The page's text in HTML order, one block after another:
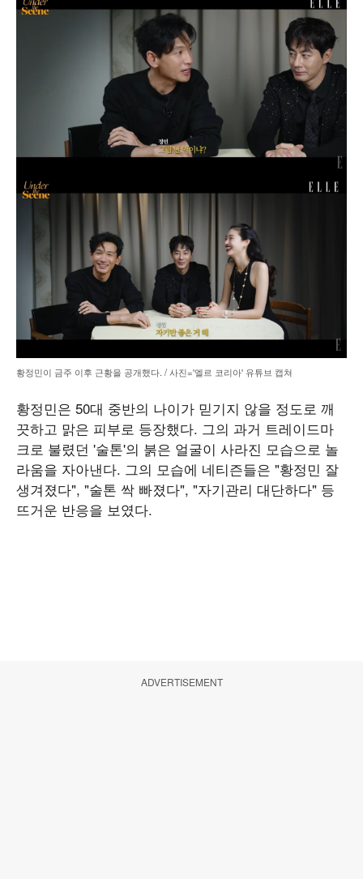
황정민이 금주 이후 근황을 공개했다. / 사진='엘르 코리아' 유튜브 캡쳐
황정민은 50대 중반의 나이가 믿기지 않을 정도로 깨
끗하고 맑은 피부로 등장했다. 그의 과거 트레이드마
크로 불렸던 '술톤'의 붉은 얼굴이 사라진 모습으로 놀
라움을 자아낸다. 그의 모습에 네티즌들은 "황정민 잘
생겨졌다", "술톤 싹 빠졌다", "자기관리 대단하다" 등
뜨거운 반응을 보였다.
ADVERTISEMENT